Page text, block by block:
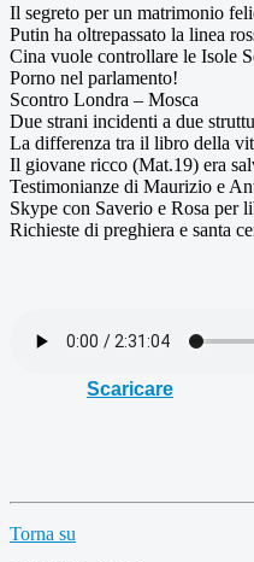
Il segreto per un matrimonio
Putin ha oltrepassato la linea
Cina vuole controllare le Isole
Porno nel parlamento!
Scontro Londra – Mosca
Due strani incidenti a due
La differenza tra il libro della
Il giovane ricco (Mat.19) era
Testimonianze di Maurizio e
Skype con Saverio e Rosa per
Richieste di preghiera e santa
Scaricare
Torna su